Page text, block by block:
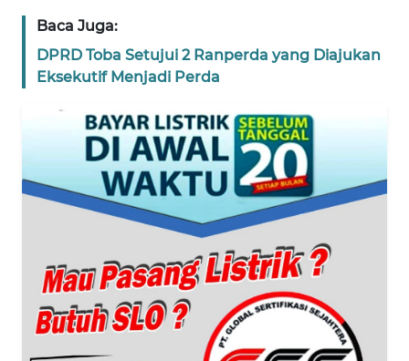
Baca Juga:
DPRD Toba Setujui 2 Ranperda yang Diajukan
Eksekutif Menjadi Perda
NTT
WN
WN
RIAU